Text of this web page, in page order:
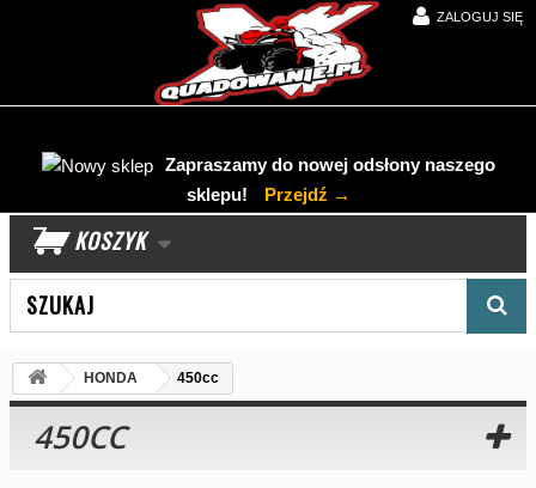
ZALOGUJ SIĘ
Zapraszamy do nowej odsłony naszego
sklepu!
Przejdź →
KOSZYK
HONDA 450cc
450CC